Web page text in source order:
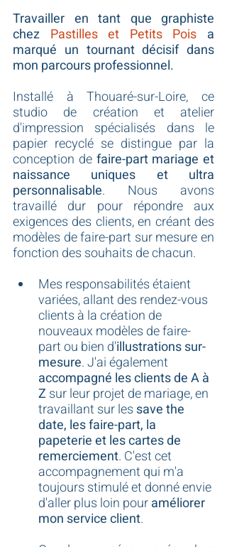
Travailler en tant que graphiste
chez Pastilles et Petits Pois a
marqué un tournant décisif dans
mon parcours professionnel.
Installé à Thouaré-sur-Loire, ce
studio de création et atelier
d'impression spécialisés dans le
papier recyclé se distingue par la
conception de faire-part mariage et
naissance uniques et ultra
personnalisable. Nous avons
travaillé dur pour répondre aux
exigences des clients, en créant des
modèles de faire-part sur mesure en
fonction des souhaits de chacun.
Mes responsabilités étaient
variées, allant des rendez-vous
clients à la création de
nouveaux modèles de faire-
part ou bien d'illustrations sur-
mesure. J'ai également
accompagné les clients de A à
Z sur leur projet de mariage, en
travaillant sur les save the
date, les faire-part, la
papeterie et les cartes de
remerciement. C'est cet
accompagnement qui m'a
toujours stimulé et donné envie
d'aller plus loin pour améliorer
mon service client.